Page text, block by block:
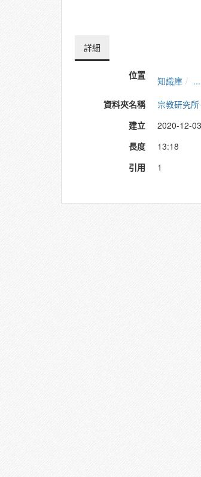
詳細
位置 知識庫 ...
資料夾名稱
宗教研究
建立
2020-12-
長度
13:18
引用
1